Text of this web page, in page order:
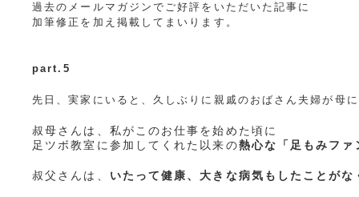
過去のメールマガジンでご好評をいただいた記事に
加筆修正を加え掲載してまいります。
part.5
先日、実家にいると、久しぶりに親戚のおばさん夫婦が母
叔母さんは、私がこのお仕事を始めた頃に
足ツボ教室に参加してくれた以来の熱心な「足もみファ
叔父さんは、 いたって健康、大きな病気もしたことがな